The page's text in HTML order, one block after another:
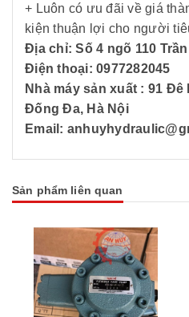
+ Luôn có ưu đãi về giá
kiện thuận lợi cho người
Địa chỉ: Số 4 ngõ 110
Điện thoại: 0977282045
Nhà máy sản xuất : 91
Đống Đa, Hà Nội
Email:
Sản phẩm liên quan